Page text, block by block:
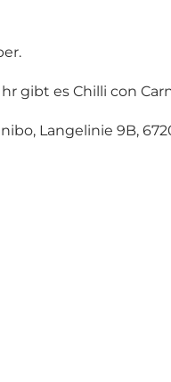
gibt es Chilli con
, Langelinie 9B,